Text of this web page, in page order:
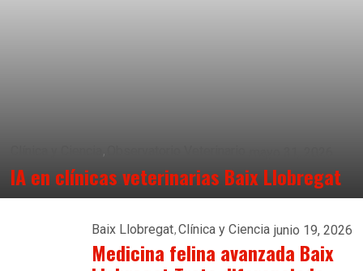
IA en clínicas veterinarias Baix Llobregat
Baix Llobregat Clínica y Ciencia junio 19, 2026
Medicina felina avanzada Baix